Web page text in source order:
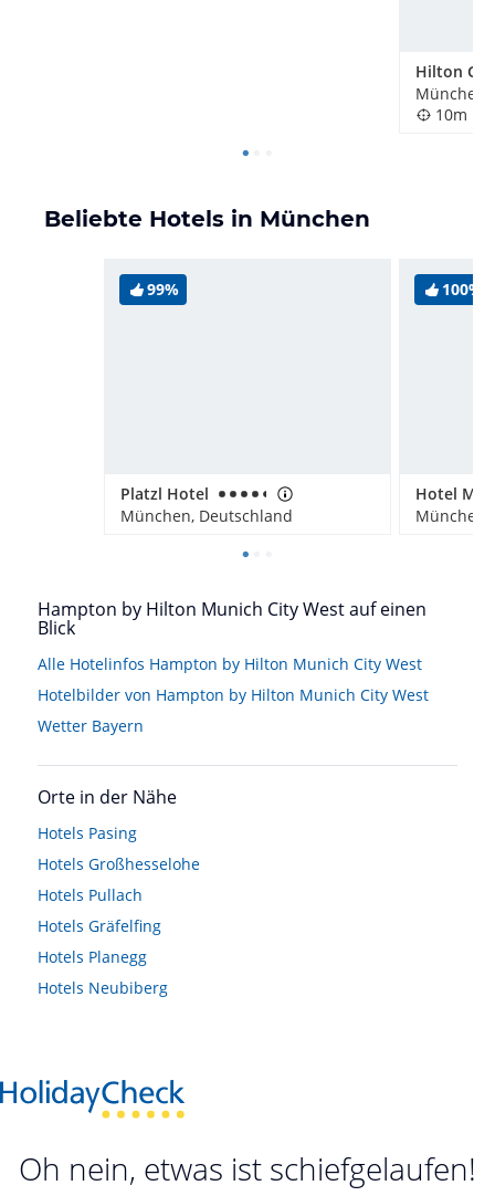
10m
Beliebte Hotels in München
99%
Platzl Hotel
München, Deutschland
100%
Hampton by Hilton Munich City West auf einen
Blick
Alle Hotelinfos Hampton by Hilton Munich City West
Hotelbilder von Hampton by Hilton Munich City West
Wetter Bayern
Orte in der Nähe
Hotels Pasing
Hotels Großhesselohe
Hotels Pullach
Hotels Gräfelfing
Hotels Planegg
Hotels Neubiberg
Oh nein, etwas ist schiefgelaufen!